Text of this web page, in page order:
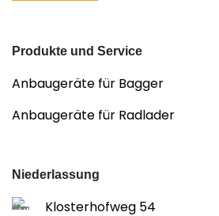
Produkte und Service
Anbaugeräte für Bagger
Anbaugeräte für Radlader
Niederlassung
Klosterhofweg 54